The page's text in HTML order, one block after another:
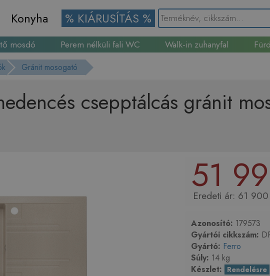
Konyha % KIÁRUSÍTÁS %
mosdó Perem nélküli fali WC Walk-in zuhanyfal
Gránit mosogató
csepptálcás gránit
51 61
Azonosító: 179573
Gyártói cikkszám:
Gyártó: Ferro
Súly: 14 kg
Készlet: Rendelésre